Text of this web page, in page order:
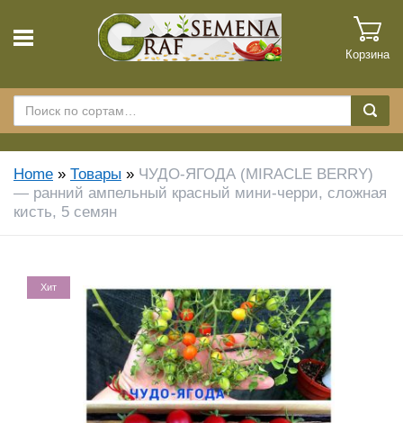
Корзина
Home » Товары » ЧУДО-ЯГОДА (MIRACLE BERRY)
— ранний ампельный красный мини-черри, сложная
кисть, 5 семян
Хит